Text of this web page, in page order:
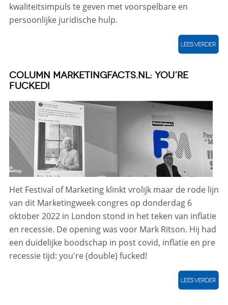
kwaliteitsimpuls te geven met voorspelbare en
persoonlijke juridische hulp.
COLUMN MARKETINGFACTS.NL: YOU’RE
FUCKED!
Het Festival of Marketing klinkt vrolijk maar de rode lijn
van dit Marketingweek congres op donderdag 6
oktober 2022 in London stond in het teken van inflatie
en recessie. De opening was voor Mark Ritson. Hij had
een duidelijke boodschap in post covid, inflatie en pre
recessie tijd: you're (double) fucked!